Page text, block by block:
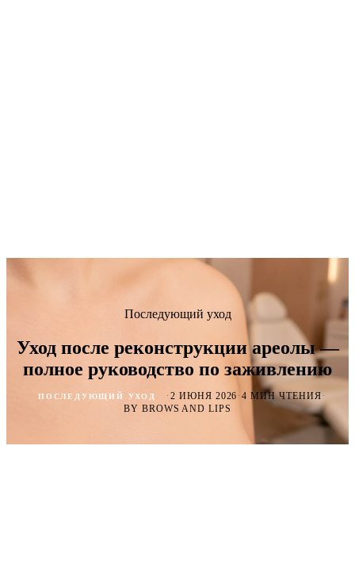
Последующий уход
Уход после реконструкции ареолы —
полное руководство по заживлению
ПОСЛЕДУЮЩИЙ УХОД · 2 ИЮНЯ 2026·4 МИН ЧТЕНИЯ·
BY BROWS AND LIPS